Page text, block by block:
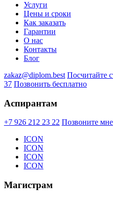
Услуги
Цены и сроки
Как заказать
Гарантии
О нас
Контакты
Блог
zakaz@diplom.best Посчитайте
37 Позвонить бесплатно
Аспирантам
+7 926 212 23 22 Позвоните мне
ICON
ICON
ICON
ICON
Магистрам